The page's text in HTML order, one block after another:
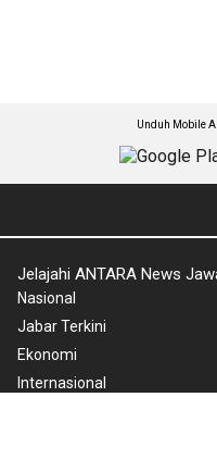
Unduh Mobile
Jelajahi ANTARA News
Nasional
Jabar Terkini
Ekonomi
Internasional